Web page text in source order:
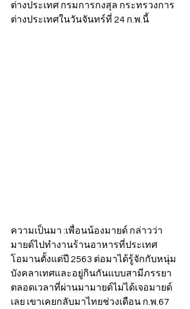
ต่างประเทศ กรมการกงสุล กระทรวงการ
ต่างประเทศในวันจันทร์ที่ 24 ก.พ.นี้
ความเป็นมา :เพื่อนน้องมายด์ กล่าวว่า
มายด์ไปทำงานร้านอาหารที่ประเทศ
โอมานตั้งแต่ปี 2563 ต่อมาได้รู้จักกับหนุ่ม
บังคลาเทศและอยู่กินกันแบบสามีภรรยา
ตลอดเวลาที่ผ่านมามายด์ไม่ได้เจอมายด์
เลย เขาเคยกลับมาไทยช่วงเดือน ก.พ.67